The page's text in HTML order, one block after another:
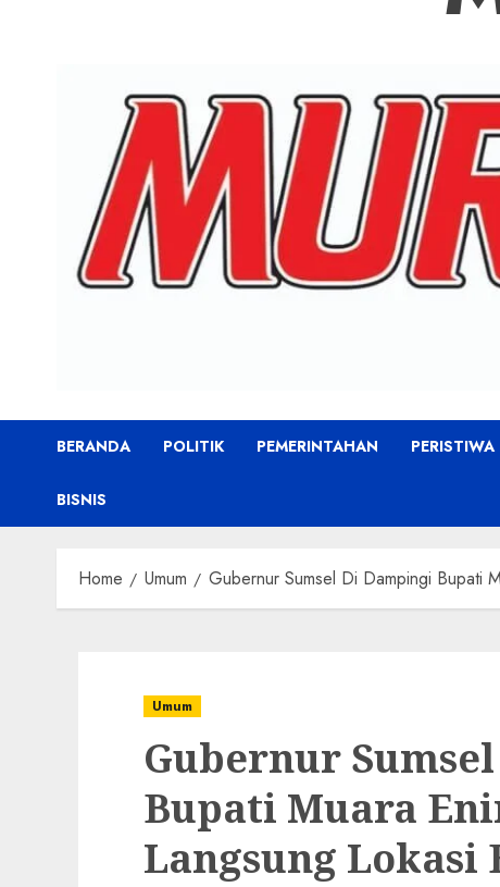
BERANDA POLITIK PEMERINTAHAN PERISTIWA
BISNIS
Home Umum Gubernur Sumsel Di Dampingi Bupati
Umum
Gubernur
Bupati Muara
Langsung Lokasi